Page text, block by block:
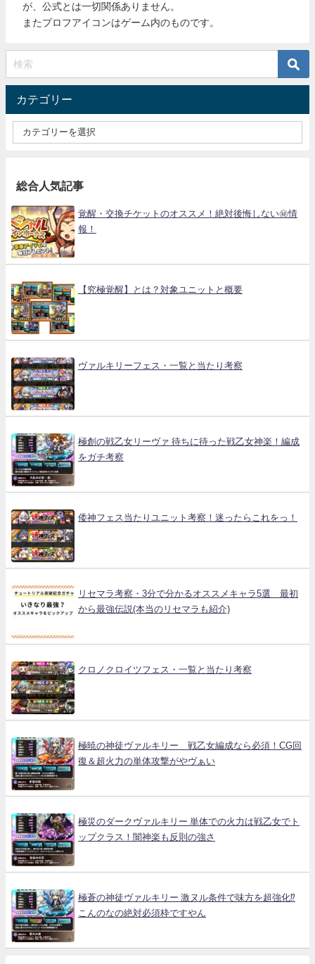
が、公式とは一切関係ありません。
またプロフアイコンはゲーム内のものです。
カテゴリー
総合人気記事
覚醒・交換チケットのオススメ！絶対後悔しない㊙情
報！
【究極覚醒】とは？対象ユニットと概要
ヴァルキリーフェス・一覧と当たり考察
極創の戦乙女リーヴァ 待ちに待った戦乙女神楽！編成
をガチ考察
倭神フェス当たりユニット考察！迷ったらこれをっ！
リセマラ考察・3分で分かるオススメキャラ5選 最初
から最強伝説(本当のリセマラも紹介)
クロノクロイツフェス・一覧と当たり考察
極暁の神徒ヴァルキリー 戦乙女編成なら必須！CG回
復＆超火力の単体攻撃がやヴぁい
極災のダークヴァルキリー 単体での火力は戦乙女でト
ップクラス！闇神楽も反則の強さ
極蒼の神徒ヴァルキリー 激ヌル条件で味方を超強化⁉
こんのなの絶対必須枠ですやん